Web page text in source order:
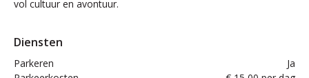
vol cultuur en avontuur.
Diensten
Parkeren
Ja